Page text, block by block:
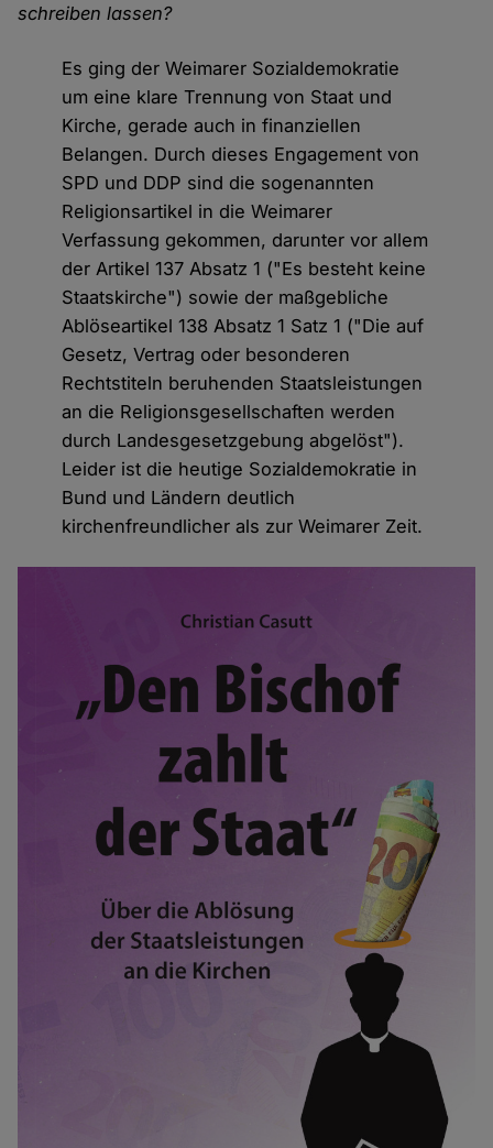
schreiben lassen?
Es ging der Weimarer Sozialdemokratie
um eine klare Trennung von Staat und
Kirche, gerade auch in finanziellen
Belangen. Durch dieses Engagement von
SPD und DDP sind die sogenannten
Religionsartikel in die Weimarer
Verfassung gekommen, darunter vor allem
der Artikel 137 Absatz 1 ("Es besteht keine
Staatskirche") sowie der maßgebliche
Ablöseartikel 138 Absatz 1 Satz 1 ("Die auf
Gesetz, Vertrag oder besonderen
Rechtstiteln beruhenden Staatsleistungen
an die Religionsgesellschaften werden
durch Landesgesetzgebung abgelöst").
Leider ist die heutige Sozialdemokratie in
Bund und Ländern deutlich
kirchenfreundlicher als zur Weimarer Zeit.